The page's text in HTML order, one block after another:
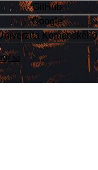
GitHub
Google
Komenského
sa